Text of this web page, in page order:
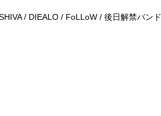
/ DIEALO / FoLLoW / 後日解禁バンド